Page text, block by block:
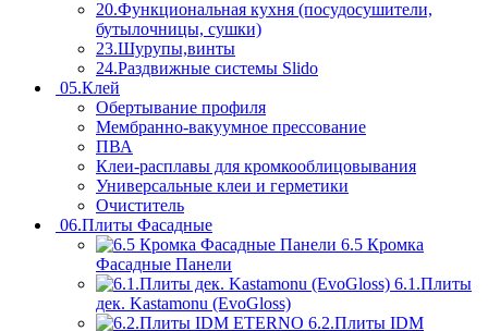
20.Функциональная кухня (посудосушители,
бутылочницы, сушки)
23.Шурупы,винты
24.Раздвижные системы Slido
05.Клей
Обертывание профиля
Мембранно-вакуумное прессование
ПВА
Клеи-расплавы для кромкооблицовывания
Универсальные клеи и герметики
Очиститель
06.Плиты Фасадные
6.5 Кромка
Фасадные Панели
6.1.Плиты
дек. Kastamonu (EvoGloss)
6.2.Плиты IDM